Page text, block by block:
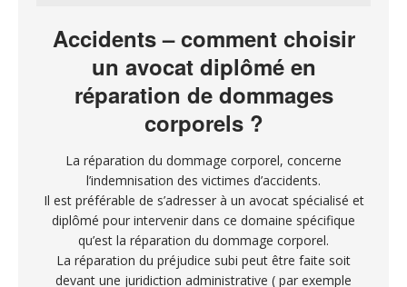
Accidents – comment choisir
un avocat diplômé en
réparation de dommages
corporels ?
La réparation du dommage corporel, concerne
l’indemnisation des victimes d’accidents.
Il est préférable de s’adresser à un avocat spécialisé et
diplômé pour intervenir dans ce domaine spécifique
qu’est la réparation du dommage corporel.
La réparation du préjudice subi peut être faite soit
devant une juridiction administrative ( par exemple